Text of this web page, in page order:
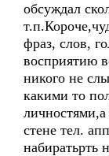
обсуждал
фраз, слов,
восприятию
никого не
какими то
стене тел.
набиратьрть